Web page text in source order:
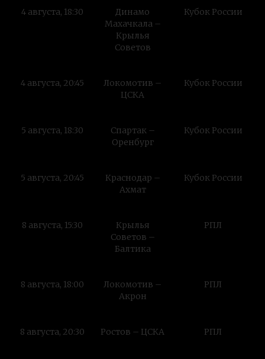
4 августа, 18:30
Динамо
Махачкала –
Крылья
Советов
Кубок России
4 августа, 20:45
Локомотив –
ЦСКА
Кубок России
5 августа, 18:30
Спартак –
Оренбург
Кубок России
5 августа, 20:45
Краснодар –
Ахмат
Кубок России
8 августа, 15:30
Крылья
Советов –
Балтика
РПЛ
8 августа, 18:00
Локомотив –
Акрон
РПЛ
8 августа, 20:30 Ростов – ЦСКА РПЛ